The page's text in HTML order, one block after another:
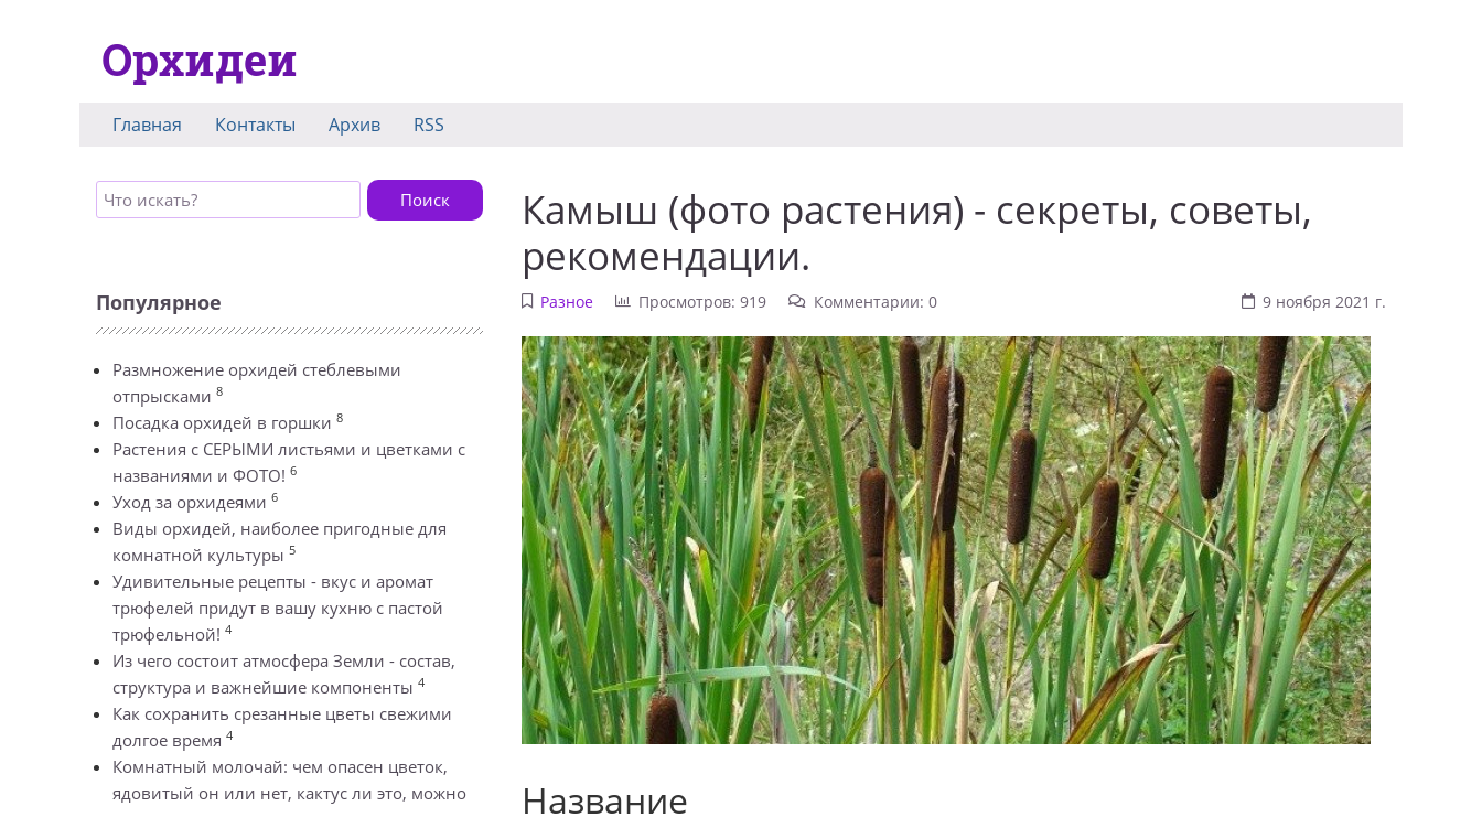
Орхидеи
Главная Контакты Архив RSS
Поиск
Популярное
Размножение орхидей стеблевыми
отпрысками 8
Посадка орхидей в горшки 8
Растения с СЕРЫМИ листьями и цветками с
названиями и ФОТО! 6
Уход за орхидеями 6
Виды орхидей, наиболее пригодные для
комнатной культуры 5
Удивительные рецепты - вкус и аромат
трюфелей придут в вашу кухню с пастой
трюфельной! 4
Из чего состоит атмосфера Земли - состав,
структура и важнейшие компоненты 4
Как сохранить срезанные цветы свежими
долгое время 4
Комнатный молочай: чем опасен цветок,
ядовитый он или нет, кактус ли это, можно
Камыш (фото растения) - секреты, советы,
рекомендации.
Разное Просмотров: 919 Комментарии: 0 9 ноября 2021 г.
Название